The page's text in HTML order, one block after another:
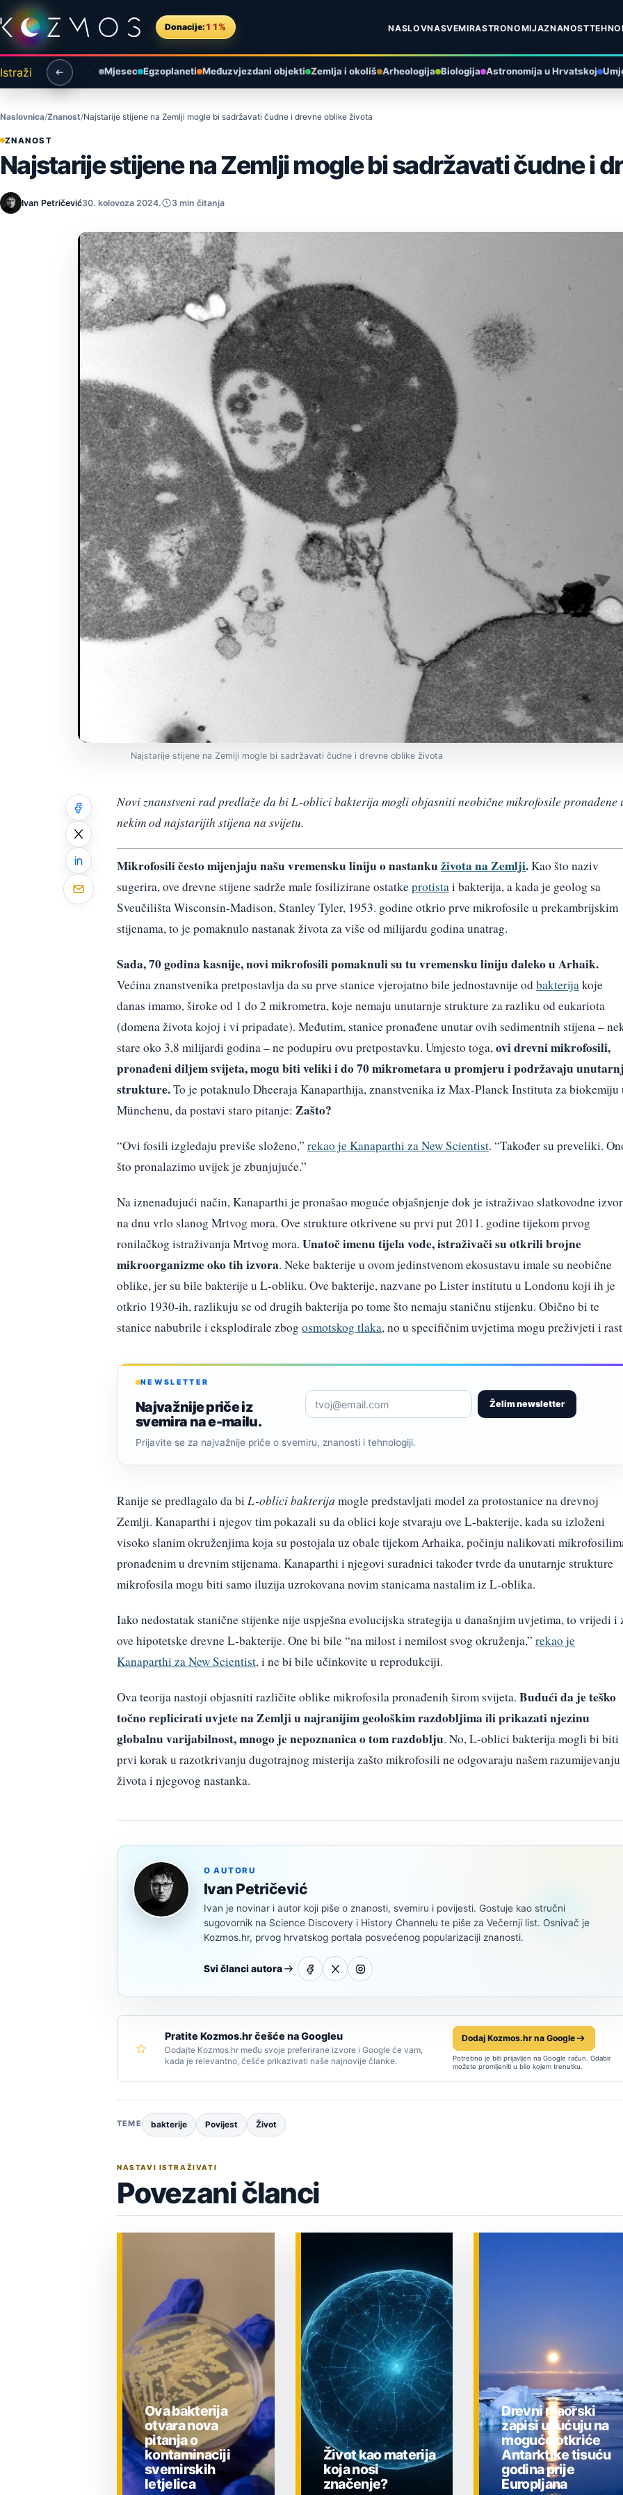
Preskoči na sadržaj
Donacije: 11% NASLOVNASVEMIRASTRONOMIJAZNANOST
Istraži Mjesec Egzoplaneti Međuzvjezdani objekti Zemlja i okoliš Arheologija Biologija Astronomija u Hrvatskoj
Naslovnica Znanost Najstarije stijene na Zemlji mogle bi sadržavati čudne i drevne oblike života
ZNANOST
Najstarije stijene na Zemlji mogle bi sadržavati čudne i
Ivan Petričević30. kolovoza 2024. 3 min čitanja
Najstarije stijene na Zemlji mogle bi sadržavati čudne i drevne oblike života
Novi znanstveni rad predlaže da bi L-oblici bakterija mogli objasniti neobične mikrofosile pronađene
nekim od najstarijih stijena na svijetu.
Mikrofosili često mijenjaju našu vremensku liniju o nastankuživota na Zemlji.Kao što naziv
sugerira, ove drevne stijene sadrže male fosilizirane ostatkeprotistai bakterija, a kada je geolog sa
Sveučilišta Wisconsin-Madison, Stanley Tyler, 1953. godine otkrio prve mikrofosile u prekambrijskim
stijenama, to je pomaknulo nastanak života za više od milijardu godina unatrag.
Sada, 70 godina kasnije, novi mikrofosili pomaknuli su tu vremensku liniju daleko u Arhaik.
Većina znanstvenika pretpostavlja da su prve stanice vjerojatno bile jednostavnije odbakterijakoje
danas imamo, široke od 1 do 2 mikrometra, koje nemaju unutarnje strukture za razliku od eukariota
(domena života kojoj i vi pripadate). Međutim, stanice pronađene unutar ovih sedimentnih stijena –
stare oko 3,8 milijardi godina – ne podupiru ovu pretpostavku. Umjesto toga,ovi drevni mikrofosili,
pronađeni diljem svijeta, mogu biti veliki i do 70 mikrometara u promjeru i podržavaju
strukture.To je potaknulo Dheeraja Kanaparthija, znanstvenika iz Max-Planck Instituta za biokemiju
Münchenu, da postavi staro pitanje: Zašto?
“Ovi fosili izgledaju previše složeno,” rekao je Kanaparthi za New Scientist. “Također su preveliki.
što pronalazimo uvijek je zbunjujuće.”
Na iznenađujući način, Kanaparthi je pronašao moguće objašnjenje dok je istraživao slatkovodne
na dnu vrlo slanog Mrtvog mora. Ove strukture otkrivene su prvi put 2011. godine tijekom prvog
ronilačkog istraživanja Mrtvog mora. Unatoč imenu tijela vode, istraživači su otkrili brojne
mikroorganizme oko tih izvora. Neke bakterije u ovom jedinstvenom ekosustavu imale su neobične
oblike, jer su bile bakterije u L-obliku. Ove bakterije, nazvane po Lister institutu u Londonu koji ih je
otkrio 1930-ih, razlikuju se od drugih bakterija po tome što nemaju staničnu stijenku. Obično bi te
stanice nabubrile i eksplodirale zbog osmotskog tlaka, no u specifičnim uvjetima mogu preživjeti i
NEWSLETTER
Najvažnije priče iz
svemira na e-mailu.
Želim newsletter
Prijavite se za najvažnije priče o svemiru, znanosti i tehnologiji.
Ranije se predlagalo da bi L-oblici bakterija mogle predstavljati model za protostanice na drevnoj
Zemlji. Kanaparthi i njegov tim pokazali su da oblici koje stvaraju ove L-bakterije, kada su izloženi
visoko slanim okruženjima koja su postojala uz obale tijekom Arhaika, počinju nalikovati
pronađenim u drevnim stijenama. Kanaparthi i njegovi suradnici također tvrde da unutarnje strukture
mikrofosila mogu biti samo iluzija uzrokovana novim stanicama nastalim iz L-oblika.
Iako nedostatak stanične stijenke nije uspješna evolucijska strategija u današnjim uvjetima, to vrijedi i
ove hipotetske drevne L-bakterije. One bi bile “na milost i nemilost svog okruženja,” rekao je
Kanaparthi za New Scientist, i ne bi bile učinkovite u reprodukciji.
Ova teorija nastoji objasniti različite oblike mikrofosila pronađenih širom svijeta. Budući da je teško
točno replicirati uvjete na Zemlji u najranijim geološkim razdobljima ili prikazati njezinu
globalnu varijabilnost, mnogo je nepoznanica o tom razdoblju. No, L-oblici bakterija mogli bi biti
prvi korak u razotkrivanju dugotrajnog misterija zašto mikrofosili ne odgovaraju našem razumijevanju
života i njegovog nastanka.
O AUTORU
Ivan Petričević
Ivan je novinar i autor koji piše o znanosti, svemiru i povijesti. Gostuje kao stručni
sugovornik na Science Discovery i History Channelu te piše za Večernji list. Osnivač je
Kozmos.hr, prvog hrvatskog portala posvećenog popularizaciji znanosti.
Svi članci autora
Pratite Kozmos.hr češće na Googleu
Dodajte Kozmos.hr među svoje preferirane izvore i Google će vam,
kada je relevantno, češće prikazivati naše najnovije članke.
Dodaj Kozmos.hr na Google
Potrebno je biti prijavljen na Google račun. Odabir
možete promijeniti u bilo kojem trenutku.
TEME bakterije Povijest Život
NASTAVI ISTRAŽIVATI
Povezani članci
Ova bakterija
otvara nova
pitanja o
kontaminaciji
svemirskih
letjelica
Život kao materija
koja nosi
značenje?
Drevni maorski
zapisi upućuju na
moguće otkriće
Antarktike tisuću
godina prije
Europljana